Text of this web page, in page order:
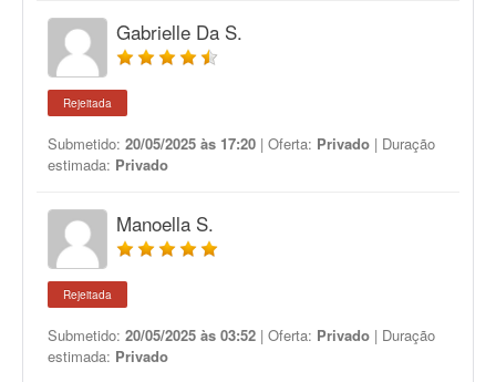
Gabrielle Da S.
Rejeitada
Submetido: 20/05/2025 às 17:20 | Oferta: Privado | Duração
estimada: Privado
Manoella S.
Rejeitada
Submetido: 20/05/2025 às 03:52 | Oferta: Privado | Duração
estimada: Privado